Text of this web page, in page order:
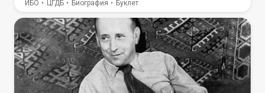
ИБО ЦГДБ Биография Буклет